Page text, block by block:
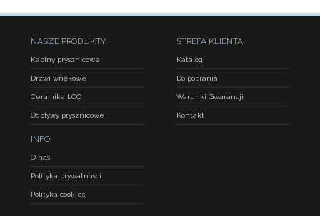
NASZE PRODUKTY
Kabiny prysznicowe
Drzwi wnękowe
Ceramika LOO
Odpływy prysznicowe
STREFA KLIENTA
Katalog
Do pobrania
Warunki Gwarancji
Kontakt
INFO
O nas
Polityka prywatności
Polityka cookies